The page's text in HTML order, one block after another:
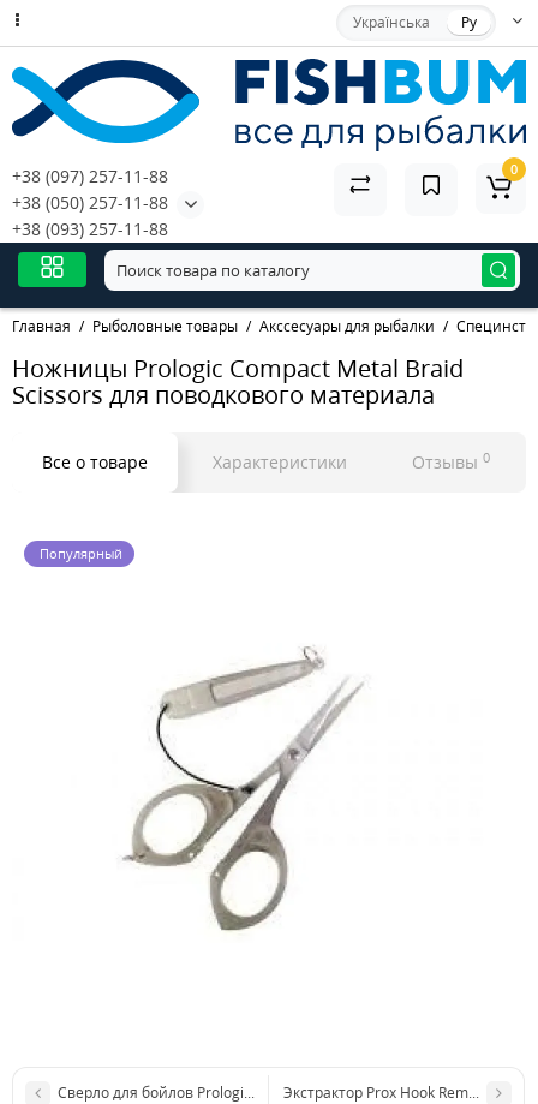
Українська Ру
+38 (097) 257-11-88
+38 (050) 257-11-88
+38 (093) 257-11-88
0
Главная Рыболовные товары Акссесуары для рыбалки
Ножницы Prologic Compact Metal Braid
Scissors для поводкового материала
Все о товаре Характеристики Отзывы 0
Популярный
Сверло для бойлов Prologic Micro Bait Drill дрель для бойлов
Экстрактор Prox Hook Remover